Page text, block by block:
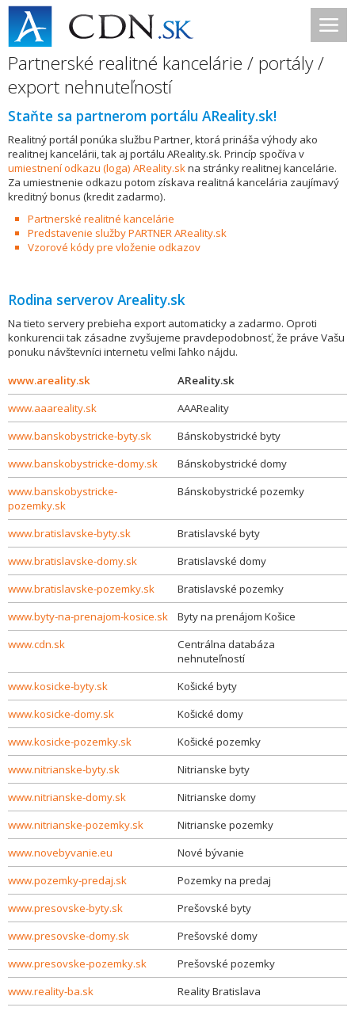
Partnerské realitné kancelárie / portály /
export nehnuteľností
Staňte sa partnerom portálu AReality.sk!
Realitný portál ponúka službu Partner, ktorá prináša výhody ako
realitnej kancelárii, tak aj portálu AReality.sk. Princíp spočíva v
umiestnení odkazu (loga) AReality.skna stránky realitnej kancelárie.
Za umiestnenie odkazu potom získava realitná kancelária zaujímavý
kreditný bonus (kredit zadarmo).
Partnerské realitné kancelárie
Predstavenie služby PARTNER AReality.sk
Vzorové kódy pre vloženie odkazov
Rodina serverov Areality.sk
Na tieto servery prebieha export automaticky a zadarmo. Oproti
konkurencii tak zásadne zvyšujeme pravdepodobnosť, že práve Vašu
ponuku návštevníci internetu veľmi ľahko nájdu.
www.areality.sk
AReality.sk
www.aaareality.sk
AAAReality
www.banskobystricke-byty.sk
Bánskobystrické byty
www.banskobystricke-domy.sk
Bánskobystrické domy
www.banskobystricke-
pozemky.sk
Bánskobystrické pozemky
www.bratislavske-byty.sk
Bratislavské byty
www.bratislavske-domy.sk
Bratislavské domy
www.bratislavske-pozemky.sk
Bratislavské pozemky
www.byty-na-prenajom-kosice.sk
Byty na prenájom Košice
www.cdn.sk
Centrálna databáza
nehnuteľností
www.kosicke-byty.sk
Košické byty
www.kosicke-domy.sk
Košické domy
www.kosicke-pozemky.sk
Košické pozemky
www.nitrianske-byty.sk
Nitrianske byty
www.nitrianske-domy.sk
Nitrianske domy
www.nitrianske-pozemky.sk
Nitrianske pozemky
www.novebyvanie.eu
Nové bývanie
www.pozemky-predaj.sk
Pozemky na predaj
www.presovske-byty.sk
Prešovské byty
www.presovske-domy.sk
Prešovské domy
www.presovske-pozemky.sk
Prešovské pozemky
www.reality-ba.sk
Reality Bratislava